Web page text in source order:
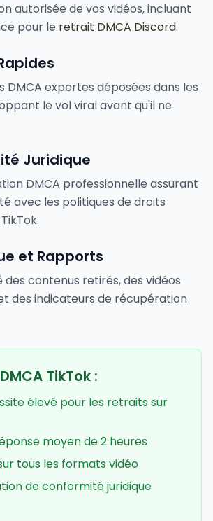
autorisée de vos vidéos, incluant
pour le retrait DMCA Discord.
DMCA expertes déposées dans les
le vol viral avant qu'il ne
Juridique
DMCA professionnelle assurant
avec les politiques de droits
et Rapports
des contenus retirés, des vidéos
des indicateurs de récupération
TikTok :
élevé pour les retraits sur
moyen de 2 heures
tous les formats vidéo
de conformité juridique